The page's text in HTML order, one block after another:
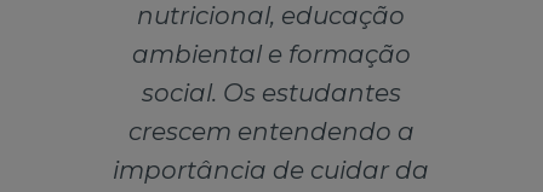
nutricional, educação
ambiental e formação
social. Os estudantes
crescem entendendo a
importância de cuidar da